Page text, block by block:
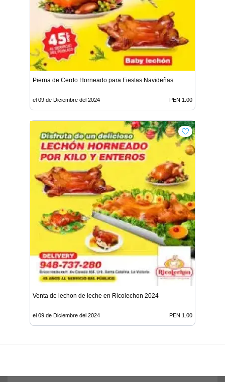
Pierna de Cerdo Horneado para Fiestas Navideñas
el 09 de Diciembre del 2024 PEN 1.00
Venta de lechon de leche en Ricolechon 2024
el 09 de Diciembre del 2024 PEN 1.00